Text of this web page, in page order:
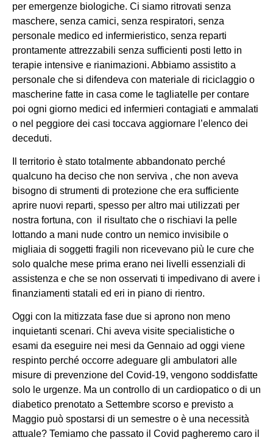
per emergenze biologiche. Ci siamo ritrovati senza
maschere, senza camici, senza respiratori, senza
personale medico ed infermieristico, senza reparti
prontamente attrezzabili senza sufficienti posti letto in
terapie intensive e rianimazioni. Abbiamo assistito a
personale che si difendeva con materiale di riciclaggio o
mascherine fatte in casa come le tagliatelle per contare
poi ogni giorno medici ed infermieri contagiati e ammalati
o nel peggiore dei casi toccava aggiornare l’elenco dei
deceduti.
Il territorio è stato totalmente abbandonato perché
qualcuno ha deciso che non serviva , che non aveva
bisogno di strumenti di protezione che era sufficiente
aprire nuovi reparti, spesso per altro mai utilizzati per
nostra fortuna, con il risultato che o rischiavi la pelle
lottando a mani nude contro un nemico invisibile o
migliaia di soggetti fragili non ricevevano più le cure che
solo qualche mese prima erano nei livelli essenziali di
assistenza e che se non osservati ti impedivano di avere i
finanziamenti statali ed eri in piano di rientro.
Oggi con la mitizzata fase due si aprono non meno
inquietanti scenari. Chi aveva visite specialistiche o
esami da eseguire nei mesi da Gennaio ad oggi viene
respinto perché occorre adeguare gli ambulatori alle
misure di prevenzione del Covid-19, vengono soddisfatte
solo le urgenze. Ma un controllo di un cardiopatico o di un
diabetico prenotato a Settembre scorso e previsto a
Maggio può spostarsi di un semestre o è una necessità
attuale? Temiamo che passato il Covid pagheremo caro il